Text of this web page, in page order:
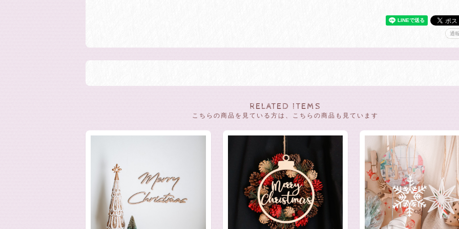
通
RELATED ITEMS
こちらの商品を見ている方は、こちらの商品も見ています